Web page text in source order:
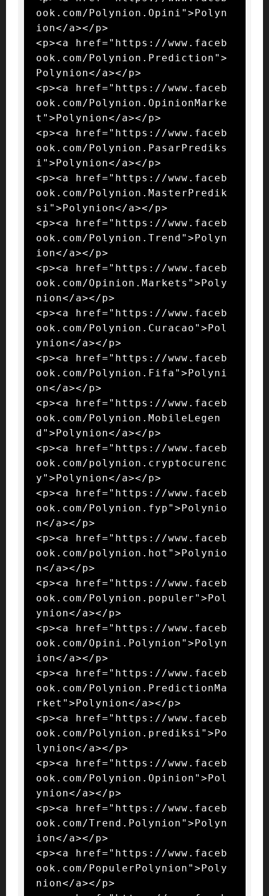
ook.com/Polynion.Opini">Polyn
ion</a></p>
<p><a href="https://www.faceb
ook.com/Polynion.Prediction">
Polynion</a></p>
<p><a href="https://www.faceb
ook.com/Polynion.OpinionMarke
t">Polynion</a></p>
<p><a href="https://www.faceb
ook.com/Polynion.PasarPrediks
i">Polynion</a></p>
<p><a href="https://www.faceb
ook.com/Polynion.MasterPredik
si">Polynion</a></p>
<p><a href="https://www.faceb
ook.com/Polynion.Trend">Polyn
ion</a></p>
<p><a href="https://www.faceb
ook.com/Opinion.Markets">Poly
nion</a></p>
<p><a href="https://www.faceb
ook.com/Polynion.Curacao">Pol
ynion</a></p>
<p><a href="https://www.faceb
ook.com/Polynion.Fifa">Polyni
on</a></p>
<p><a href="https://www.faceb
ook.com/Polynion.MobileLegen
d">Polynion</a></p>
<p><a href="https://www.faceb
ook.com/polynion.cryptocurenc
y">Polynion</a></p>
<p><a href="https://www.faceb
ook.com/Polynion.fyp">Polynio
n</a></p>
<p><a href="https://www.faceb
ook.com/polynion.hot">Polynio
n</a></p>
<p><a href="https://www.faceb
ook.com/Polynion.populer">Pol
ynion</a></p>
<p><a href="https://www.faceb
ook.com/Opini.Polynion">Polyn
ion</a></p>
<p><a href="https://www.faceb
ook.com/Polynion.PredictionMa
rket">Polynion</a></p>
<p><a href="https://www.faceb
ook.com/Polynion.prediksi">Po
lynion</a></p>
<p><a href="https://www.faceb
ook.com/Polynion.Opinion">Pol
ynion</a></p>
<p><a href="https://www.faceb
ook.com/Trend.Polynion">Polyn
ion</a></p>
<p><a href="https://www.faceb
ook.com/PopulerPolynion">Poly
nion</a></p>